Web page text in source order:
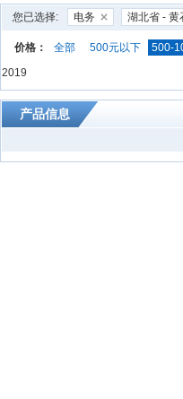
您已选择:
电务 湖北省 - 黄
价格： 全部 500元以下 500-
2019
产品信息